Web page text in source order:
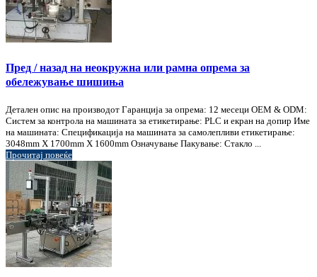
Пред / назад на неокружна или рамна опрема за
обележување шишиња
Детален опис на производот Гаранција за опрема: 12 месеци OEM & ODM:
Систем за контрола на машината за етикетирање: PLC и екран на допир Име
на машината: Спецификација на машината за самолепливи етикетирање:
3048mm X 1700mm X 1600mm Означување Пакување: Стакло ...
Прочитај повеќе